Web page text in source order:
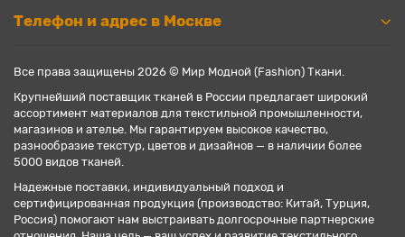
Телефон и адрес в Москве
Все права защищены 2026 © Мир Модной (Fashion) Ткани.
Крупнейший поставщик тканей в России предлагает широкий
ассортимент материалов для текстильной промышленности,
магазинов и ателье. Мы гарантируем высокое качество,
разнообразие текстур, цветов и дизайнов — в наличии более
5000 видов тканей.
Надежные поставки, индивидуальный подход и
сертифицированная продукция (производство: Китай, Турция,
Россия) помогают нам выстраивать долгосрочные партнерские